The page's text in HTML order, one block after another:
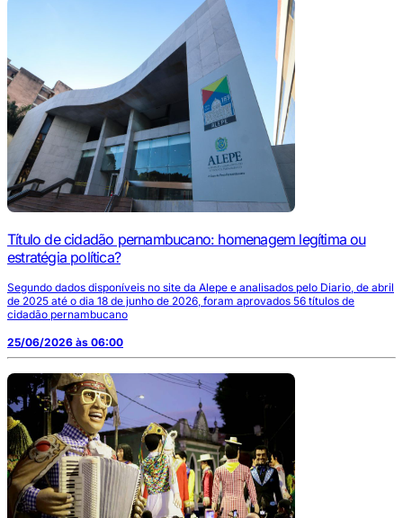
Título de cidadão pernambucano: homenagem legítima ou
estratégia política?
Segundo dados disponíveis no site da Alepe e analisados pelo Diario, de abril
de 2025 até o dia 18 de junho de 2026, foram aprovados 56 títulos de
cidadão pernambucano
25/06/2026 às 06:00